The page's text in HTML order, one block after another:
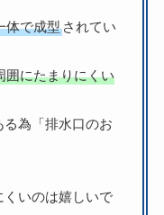
体で成型 されてい
囲にたまりにくい
為「排水口のお
くいのは嬉しいで